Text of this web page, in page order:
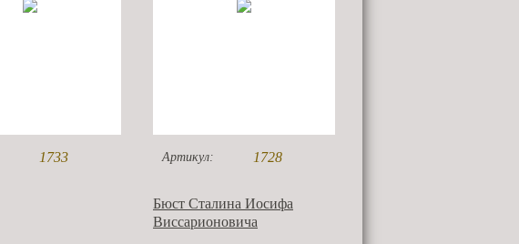
1733 Артикул: 1728
Бюст Сталина Иосифа
Виссарионовича